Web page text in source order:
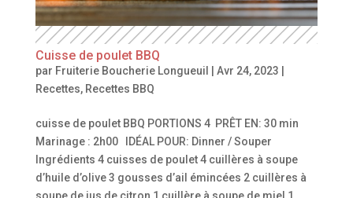
Cuisse de poulet BBQ
par Fruiterie Boucherie Longueuil Avr 24, 2023
Recettes, Recettes BBQ
cuisse de poulet BBQ PORTIONS 4 PRÊT EN: 30 min
Marinage : 2h00 IDÉAL POUR: Dinner / Souper
Ingrédients 4 cuisses de poulet 4 cuillères à soupe
d’huile d’olive 3 gousses d’ail émincées 2 cuillères à
soupe de jus de citron 1 cuillère à soupe de miel 1